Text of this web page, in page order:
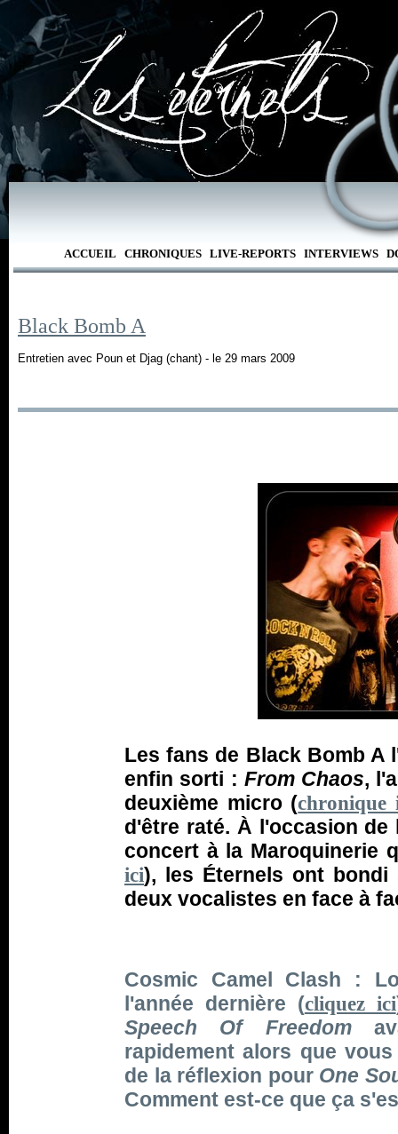
ACCUEIL CHRONIQUES LIVE-REPORTS INTERVIEWS
Black Bomb A
Entretien avec Poun et Djag (chant) - le 29 mars 2009
Les fans de Black Bomb A
enfin sorti : From Chaos,
deuxième micro (chronique
d'être raté. À l'occasion
concert à la Maroquinerie
ici), les Éternels ont bondi
deux vocalistes en face à
Cosmic Camel Clash :
l'année dernière (cliquez ici
Speech Of Freedom
rapidement alors que
de la réflexion pour One
Comment est-ce que ça